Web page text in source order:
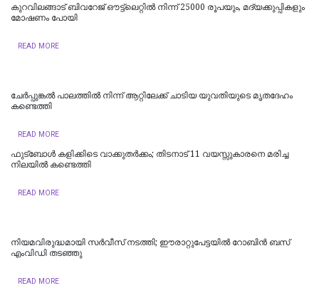
കുറവിലങ്ങാട് ബിവറേജ് ഔട്ട്ലെറ്റിൽ നിന്ന് 25000 രൂപയും, മദ്യക്കുപ്പികളും
മോഷണം പോയി
READ MORE
ചേർപ്പുങ്കൽ പാലത്തിൽ നിന്ന് ആറ്റിലേക്ക് ചാടിയ യുവതിയുടെ മൃതദേഹം
കണ്ടെത്തി
READ MORE
ഫുട്‌ബോള്‍ കളിക്കിടെ വാക്കുതര്‍ക്കം; തിടനാട് 11 വയസ്സുകാരനെ മരിച്ച
നിലയില്‍ കണ്ടെത്തി
READ MORE
നിയമവിരുദ്ധമായി സര്‍വീസ് നടത്തി; ഈരാറ്റുപേട്ടയില്‍ റോബിന്‍ ബസ്
എംവിഡി തടഞ്ഞു
READ MORE